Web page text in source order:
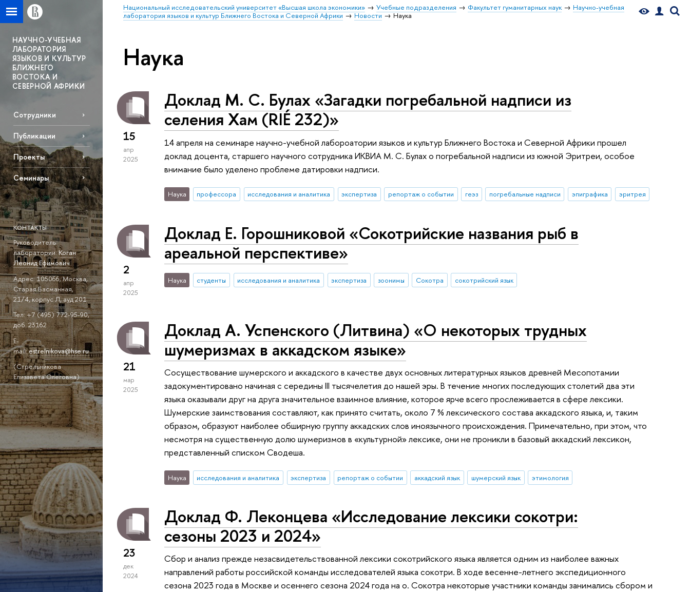
Национальный исследовательский университет «Высшая школа экономики» Учебные подразделения Факультет гуманитарных наук
Научно-учебная
лаборатория языков и культур Ближнего Востока и Северной Африки
Новости Наука
НАУЧНО-УЧЕБНАЯ
ЛАБОРАТОРИЯ
ЯЗЫКОВ И КУЛЬТУР
БЛИЖНЕГО
ВОСТОКА И
СЕВЕРНОЙ АФРИКИ
Сотрудники
Публикации
Проекты
Семинары
КОНТАКТЫ
Руководитель
лаборатории:Коган
Леонид Ефимович
Адрес: 105066, Москва,
Старая Басманная,
21/4, корпус Л, ауд 201
Тел: +7 (495) 772-95-90,
доб. 23162
E-
mail:estrelnikova@hse.ru
(Стрельникова
Елизавета Олеговна)
Наука
15
апр
2025
Доклад М. С. Булах «Загадки погребальной надписи из
селения Хам (RIÉ 232)»
14 апреля на семинаре научно-учебной лабороатории языков и культур Ближнего Востока и Северной Африки прошел
доклад доцента, старшего научного сотрудника ИКВИА М. С. Булах о погребальной надписи из южной Эритреи, особое
внимание было уделено проблеме датировки надписи.
Наука профессора исследования и аналитика экспертиза репортаж о событии геэз погребальные надписи эпиграфика эритрея
2
апр
2025
Доклад Е. Горошниковой «Сокотрийские названия рыб в
ареальной перспективе»
Наука студенты исследования и аналитика экспертиза зоонимы Сокотра сокотрийский язык
21
мар
2025
Доклад А. Успенского (Литвина) «О некоторых трудных
шумеризмах в аккадском языке»
Сосуществование шумерского и аккадского в качестве двух основных литературных языков древней Месопотамии
задокументировано начиная с середины III тысячелетия до нашей эры. В течение многих последующих столетий два эти
языка оказывали друг на друга значительное взаимное влияние, которое ярче всего прослеживается в сфере лексики.
Шумерские заимствования составляют, как принято считать, около 7 % лексического состава аккадского языка, и, таким
образом, образуют наиболее обширную группу аккадских слов иноязычного происхождения. Примечательно, при этом, что
несмотря на существенную долю шумеризмов в «культурной» лексике, они не проникли в базовый аккадский лексикон,
представленный списком Сводеша.
Наука исследования и аналитика экспертиза репортаж о событии аккадский язык шумерский язык этимология
23
дек
2024
Доклад Ф. Леконцева «Исследование лексики сокотри:
сезоны 2023 и 2024»
Сбор и анализ прежде незасвидетельствованной лексики сокотрийского языка является одним из наиболее важных
направлений работы российской команды исследователей языка сокотри. В ходе весенне-летнего экспедиционного
сезона 2023 года в Москве и осеннего сезона 2024 года на о. Сокотра некоторые участники команды занимались сбором и